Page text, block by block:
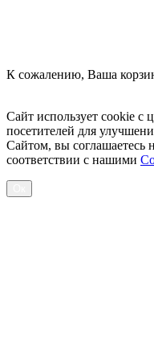
К сожалению, Ваша
Сайт использует cookie с
посетителей для
Сайтом, вы соглашаетесь
соответствии с нашими